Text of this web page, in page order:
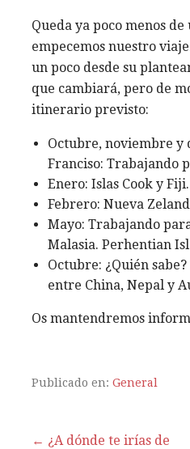
Queda ya poco menos
empecemos nuestro
un poco desde su
que cambiará, pero de
itinerario previsto:
Octubre, noviembre y
Franciso: Trabajando
Enero: Islas Cook y Fiji.
Febrero: Nueva
Mayo: Trabajando
Malasia. Perhentian
Octubre: ¿Quién
entre China, Nepal y
Os mantendremos
Publicado en: General
← ¿A dónde te irías de